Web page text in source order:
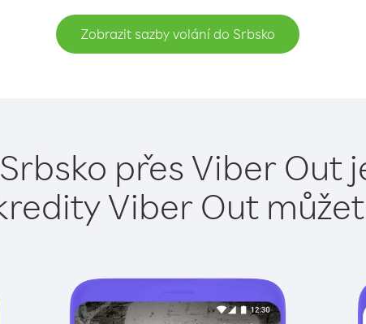
Zobrazit sazby volání do Srbsko
přes Viber Out
Viber Out